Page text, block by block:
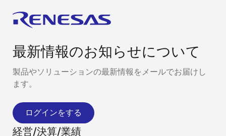
最新情報のお知らせについて
製品やソリューションの最新情報をメールでお届けし
ます。
ログインをする
経営/決算/業績